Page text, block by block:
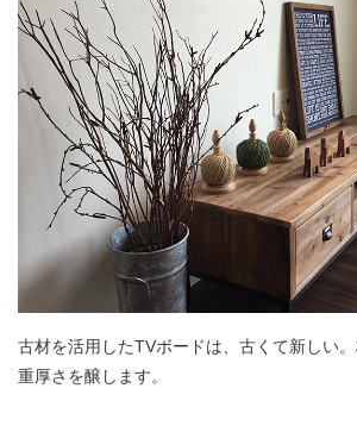
古材を活用したTVボードは、古くて新しい
重厚さを醸します。